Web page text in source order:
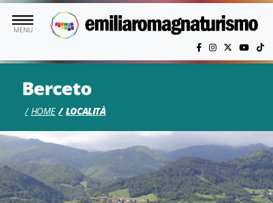
Vai al contenuto principale
MENU
Berceto
HOME LOCALITÀ